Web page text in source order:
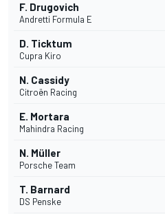
F. Drugovich
Andretti Formula E
D. Ticktum
Cupra Kiro
N. Cassidy
Citroën Racing
E. Mortara
Mahindra Racing
N. Müller
Porsche Team
T. Barnard
DS Penske